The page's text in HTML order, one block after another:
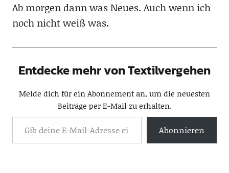
Ab morgen dann was Neues. Auch wenn ich
noch nicht weiß was.
Entdecke mehr von Textilvergehen
Melde dich für ein Abonnement an, um die neuesten
Beiträge per E-Mail zu erhalten.
Abonnieren